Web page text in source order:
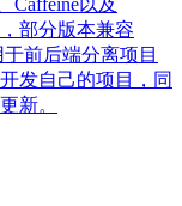
Caffeine以及
部分版本兼容
前后端分离项目
发自己的项目，同
新。